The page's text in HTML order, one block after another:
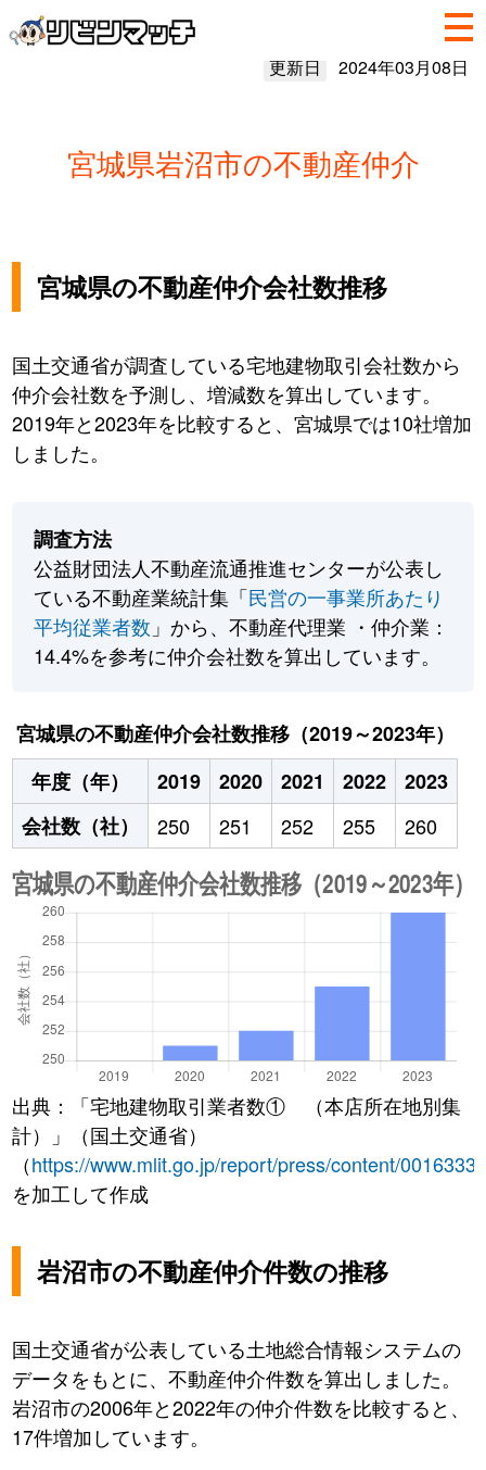
更新日 2024年03月08日
宮城県岩沼市の不動産仲介
宮城県の不動産仲介会社数推移
国土交通省が調査している宅地建物取引会社数から
仲介会社数を予測し、増減数を算出しています。
2019年と2023年を比較すると、宮城県では10社増加
しました。
調査方法
公益財団法人不動産流通推進センターが公表し
ている不動産業統計集「民営の一事業所あたり
平均従業者数 」から、不動産代理業 ・仲介業：
14.4%を参考に仲介会社数を算出しています。
宮城県の不動産仲介会社数推移（2019～2023年）
年度（年）
2019 2020 2021 2022
2023
会社数（社）
250 251 252 255 260
出典：「宅地建物取引業者数① （本店所在地別集
計）」（国土交通省）
（https://www.mlit.go.jp/report/press/content/
を加工して作成
岩沼市の不動産仲介件数の推移
国土交通省が公表している土地総合情報システムの
データをもとに、不動産仲介件数を算出しました。
岩沼市の2006年と2022年の仲介件数を比較すると、
17件増加しています。